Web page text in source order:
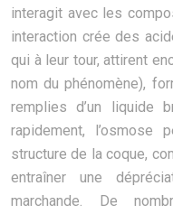
interagit avec les
interaction crée des
qui à leur tour, attirent
nom du phénomène),
remplies d’un liquide
rapidement, l’osmose
structure de la coque,
entraîner une
marchande. De